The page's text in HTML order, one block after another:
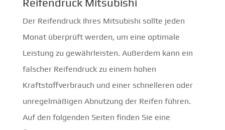
Der Reifendruck Ihres Mitsubishi sollte jeden
Monat überprüft werden, um eine optimale
Leistung zu gewährleisten. Außerdem kann ein
falscher Reifendruck zu einem hohen
Kraftstoffverbrauch und einer schnelleren oder
unregelmäßigen Abnutzung der Reifen führen.
Auf den folgenden Seiten finden Sie eine